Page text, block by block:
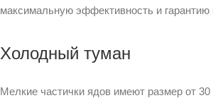
максимальную эффективность и гарантию
Холодный туман
Мелкие частички ядов имеют размер от